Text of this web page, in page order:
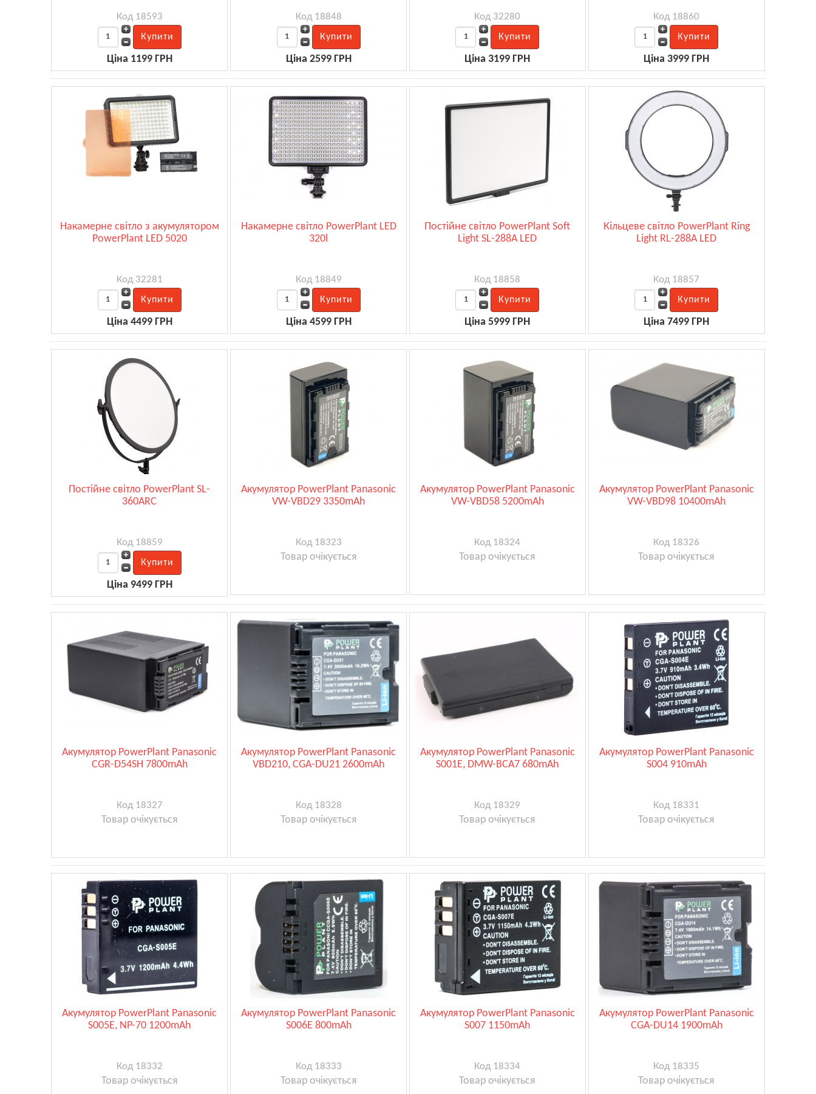
Код 18593
Ціна 1199 ГРН
Код 18848
Ціна 2599 ГРН
Код 32280
Ціна 3199 ГРН
Код 18860
Ціна 3999 ГРН
Накамерне світло з акумулятором
PowerPlant LED 5020
Код 32281
Ціна 4499 ГРН
Накамерне світло PowerPlant LED
320l
Код 18849
Ціна 4599 ГРН
Постійне світло PowerPlant Soft
Light SL-288A LED
Код 18858
Ціна 5999 ГРН
Кільцеве світло PowerPlant Ring
Light RL-288A LED
Код 18857
Ціна 7499 ГРН
Постійне світло PowerPlant SL-
360ARC
Код 18859
Ціна 9499 ГРН
Акумулятор PowerPlant Panasonic
VW-VBD29 3350mAh
Код 18323
Товар очікується
Акумулятор PowerPlant Panasonic
VW-VBD58 5200mAh
Код 18324
Товар очікується
Акумулятор PowerPlant Panasonic
VW-VBD98 10400mAh
Код 18326
Товар очікується
Акумулятор PowerPlant Panasonic
CGR-D54SH 7800mAh
Код 18327
Товар очікується
Акумулятор PowerPlant Panasonic
VBD210, CGA-DU21 2600mAh
Код 18328
Товар очікується
Акумулятор PowerPlant Panasonic
S001E, DMW-BCA7 680mAh
Код 18329
Товар очікується
Акумулятор PowerPlant Panasonic
S004 910mAh
Код 18331
Товар очікується
Акумулятор PowerPlant Panasonic
S005E, NP-70 1200mAh
Код 18332
Товар очікується
Акумулятор PowerPlant Panasonic
S006E 800mAh
Код 18333
Товар очікується
Акумулятор PowerPlant Panasonic
S007 1150mAh
Код 18334
Товар очікується
Акумулятор PowerPlant Panasonic
CGA-DU14 1900mAh
Код 18335
Товар очікується